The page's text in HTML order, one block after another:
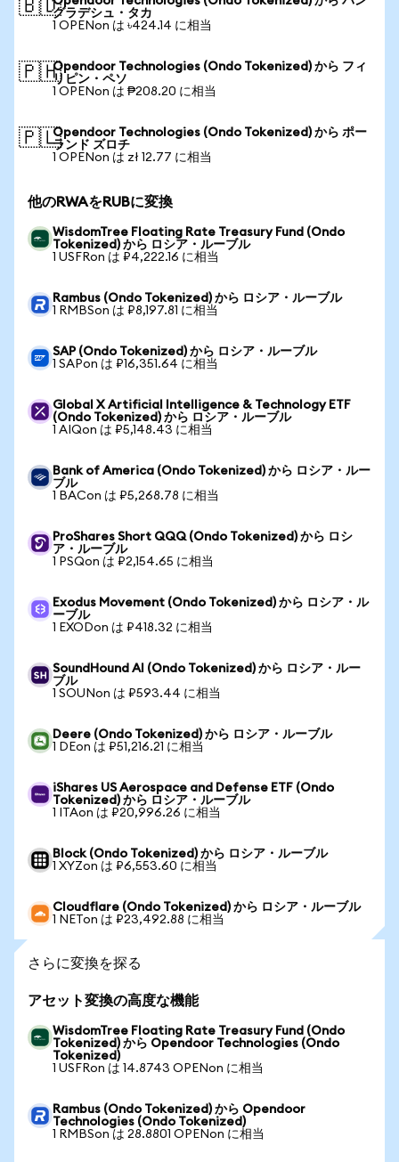
🇧🇩グラデシュ・タカ
1 OPENon は ৳424.14 に相当
🇵🇭Opendoor Technologies (Ondo Tokenized) から フィ
リピン・ペソ
1 OPENon は ₱208.20 に相当
🇵🇱Opendoor Technologies (Ondo Tokenized) から ポー
ランド ズロチ
1 OPENon は zł 12.77 に相当
他のRWAをRUBに変換
WisdomTree Floating Rate Treasury Fund (Ondo
Tokenized) から ロシア・ルーブル
1 USFRon は ₽4,222.16 に相当
Rambus (Ondo Tokenized) から ロシア・ルーブル
1 RMBSon は ₽8,197.81 に相当
SAP (Ondo Tokenized) から ロシア・ルーブル
1 SAPon は ₽16,351.64 に相当
Global X Artificial Intelligence & Technology ETF
(Ondo Tokenized) から ロシア・ルーブル
1 AIQon は ₽5,148.43 に相当
Bank of America (Ondo Tokenized) から ロシア・ルー
ブル
1 BACon は ₽5,268.78 に相当
ProShares Short QQQ (Ondo Tokenized) から ロシ
ア・ルーブル
1 PSQon は ₽2,154.65 に相当
Exodus Movement (Ondo Tokenized) から ロシア・ル
ーブル
1 EXODon は ₽418.32 に相当
SoundHound AI (Ondo Tokenized) から ロシア・ルー
ブル
1 SOUNon は ₽593.44 に相当
Deere (Ondo Tokenized) から ロシア・ルーブル
1 DEon は ₽51,216.21 に相当
iShares US Aerospace and Defense ETF (Ondo
Tokenized) から ロシア・ルーブル
1 ITAon は ₽20,996.26 に相当
Block (Ondo Tokenized) から ロシア・ルーブル
1 XYZon は ₽6,553.60 に相当
Cloudflare (Ondo Tokenized) から ロシア・ルーブル
1 NETon は ₽23,492.88 に相当
さらに変換を探る
アセット変換の高度な機能
WisdomTree Floating Rate Treasury Fund (Ondo
Tokenized) から Opendoor Technologies (Ondo
Tokenized)
1 USFRon は 14.8743 OPENon に相当
Rambus (Ondo Tokenized) から Opendoor
Technologies (Ondo Tokenized)
1 RMBSon は 28.8801 OPENon に相当